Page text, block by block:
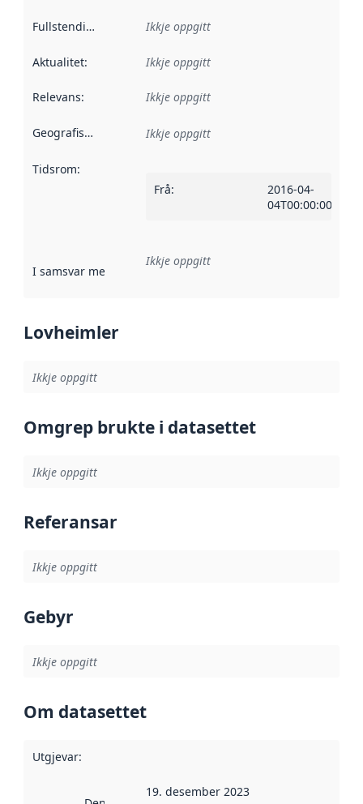
Fullstendigheit Ikkje oppgitt
Aktualitet: Ikkje oppgitt
Relevans: Ikkje oppgitt
Geografisk område Ikkje oppgitt
Tidsrom:
Frå:
2016-04-
04T00:00:00Z
I samsvar med Referanse til ei implementeringsregel eller
Ikkje oppgitt
Lovheimler
Ikkje oppgitt
Omgrep brukte i datasettet
Ikkje oppgitt
Referansar
Ikkje oppgitt
Gebyr
Ikkje oppgitt
Om datasettet
Utgjevar:
19. desember 2023